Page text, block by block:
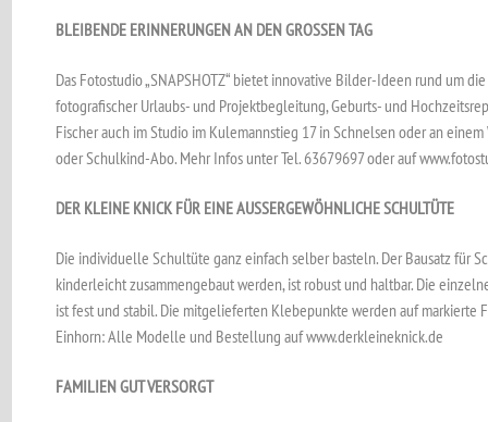
BLEIBENDE ERINNERUNGEN AN DEN GROSSEN TAG
Das Fotostudio „SNAPSHOTZ“ bietet innovative Bilder-Ideen rund um
fotografischer Urlaubs- und Projektbegleitung, Geburts- und
Fischer auch im Studio im Kulemannstieg 17 in Schnelsen oder an
oder Schulkind-Abo. Mehr Infos unter Tel. 63679697 oder auf
DER KLEINE KNICK FÜR EINE AUSSERGEWÖHNLICHE SCHULTÜTE
Die individuelle Schultüte ganz einfach selber basteln. Der Bausatz für
kinderleicht zusammengebaut werden, ist robust und haltbar. Die
ist fest und stabil. Die mitgelieferten Klebepunkte werden auf markierte
Einhorn: Alle Modelle und Bestellung auf www.derkleineknick.de
FAMILIEN GUT VERSORGT